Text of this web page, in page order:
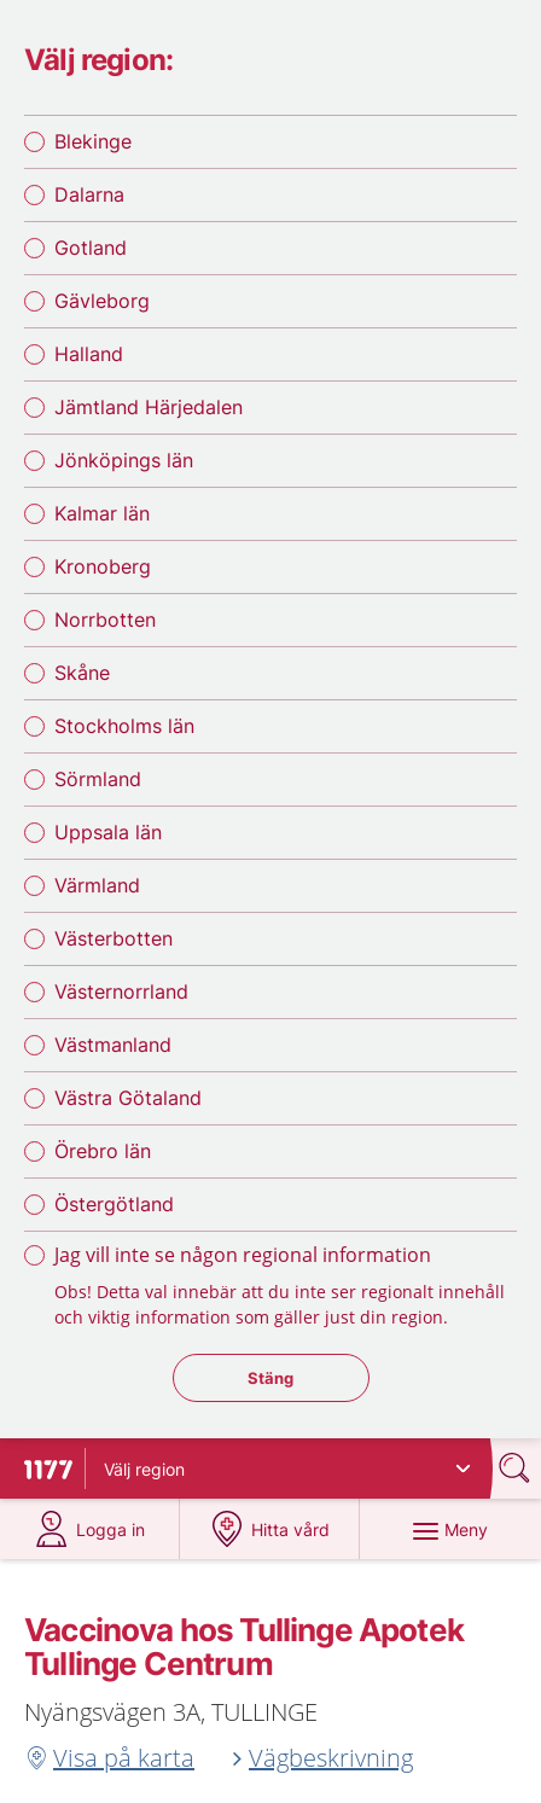
Välj region:
Blekinge
Dalarna
Gotland
Gävleborg
Halland
Jämtland Härjedalen
Jönköpings län
Kalmar län
Kronoberg
Norrbotten
Skåne
Stockholms län
Sörmland
Uppsala län
Värmland
Västerbotten
Västernorrland
Västmanland
Västra Götaland
Örebro län
Östergötland
Jag vill inte se någon regional information
Obs! Detta val innebär att du inte ser regionalt innehåll
och viktig information som gäller just din region.
Stäng regionsväljaren
Stäng
Till startsidan för 1177
Välj region
Logga in
på 1177.se
Hitta vård
på 1177.se
Meny
Vaccinova hos Tullinge Apotek
Tullinge Centrum
Nyängsvägen 3A, TULLINGE
Visa på karta
Vägbeskrivning